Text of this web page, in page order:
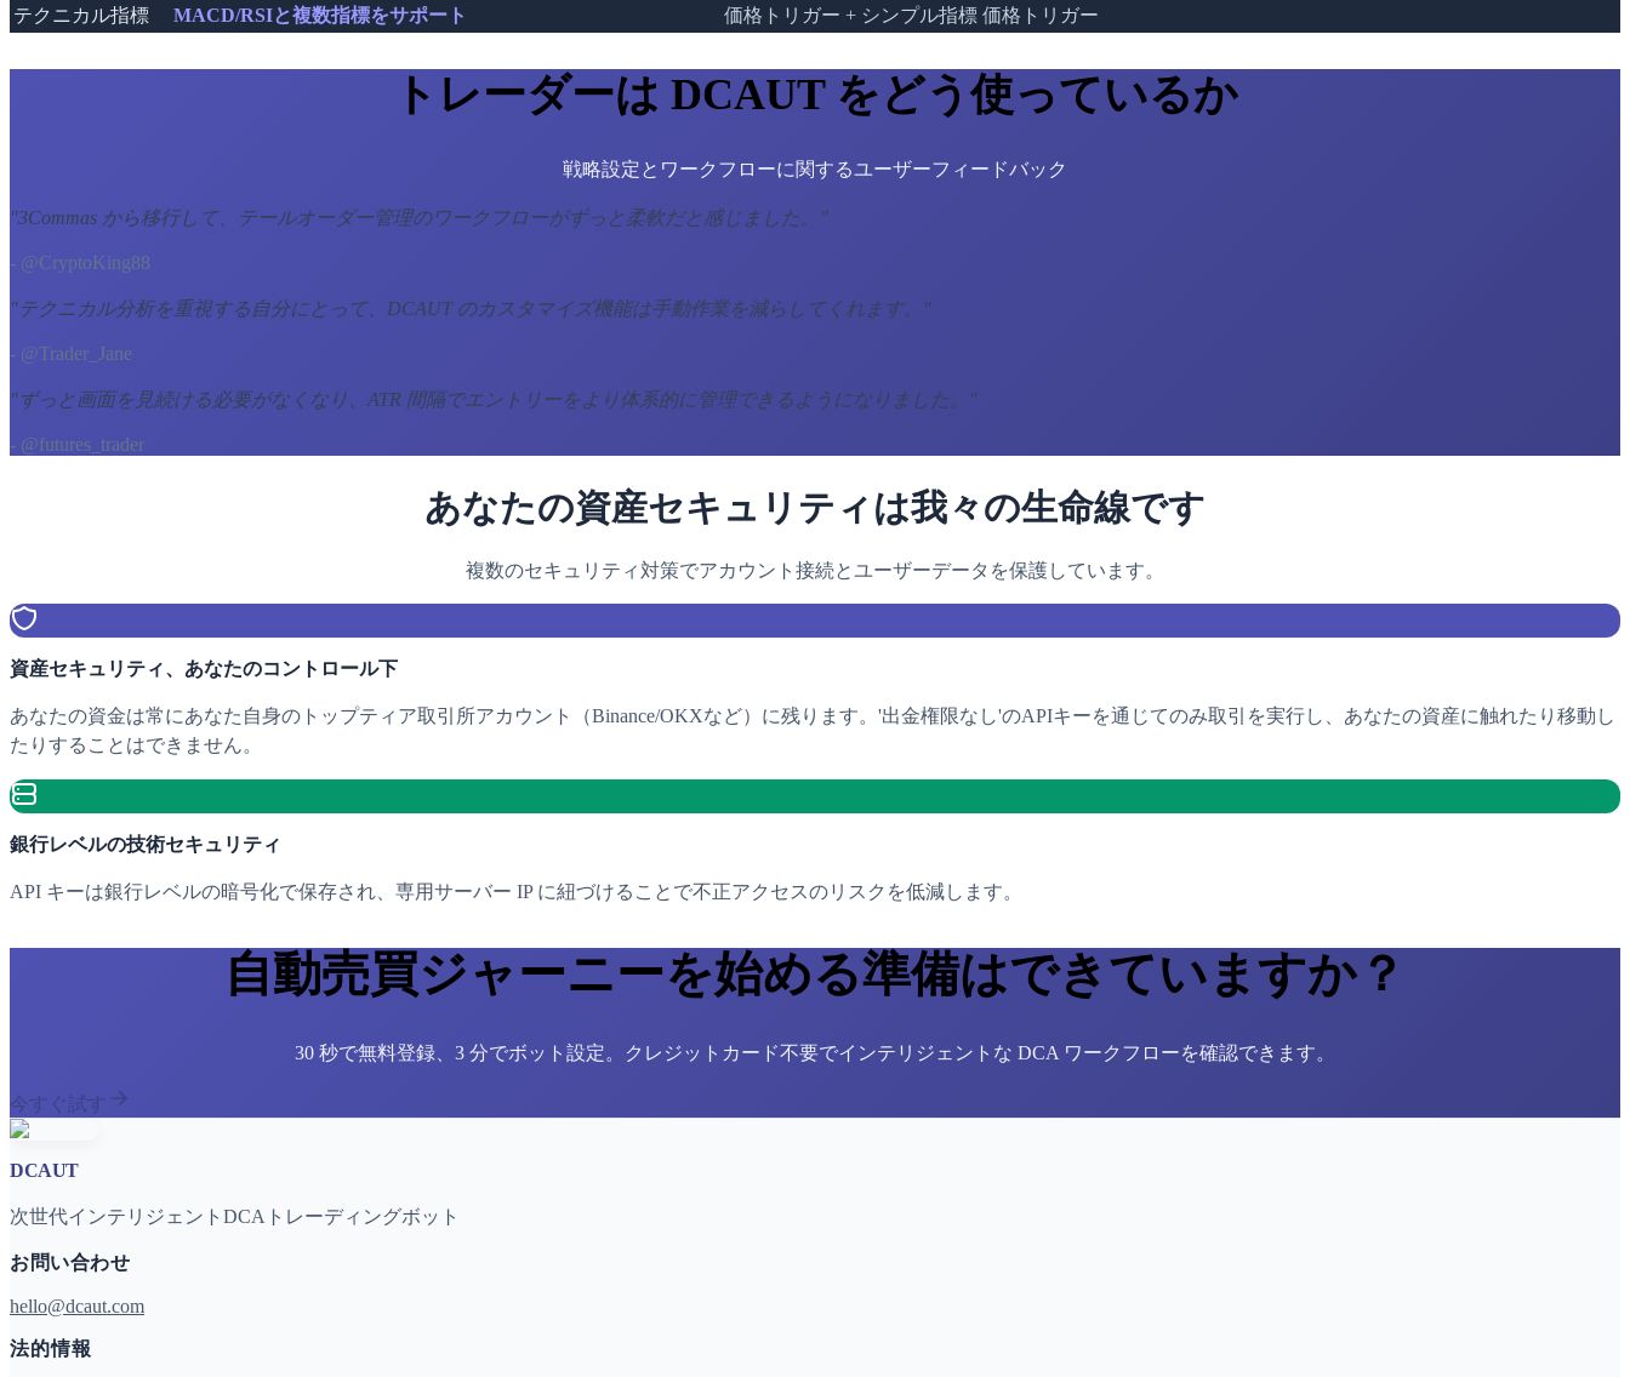
テクニカル指標
MACD/RSIと複数指標をサポート 価格トリガー + シンプル指標 価格トリガー
トレーダーは DCAUT をどう使っているか
戦略設定とワークフローに関するユーザーフィードバック
"3Commas から移行して、テールオーダー管理のワークフローがずっと柔軟だと感じました。 "
- @CryptoKing88
"テクニカル分析を重視する自分にとって、DCAUT のカスタマイズ機能は手動作業を減らしてくれます。 "
- @Trader_Jane
"ずっと画面を見続ける必要がなくなり、ATR 間隔でエントリーをより体系的に管理できるようになりました。 "
- @futures_trader
あなたの資産セキュリティは我々の生命線です
複数のセキュリティ対策でアカウント接続とユーザーデータを保護しています。
資産セキュリティ、あなたのコントロール下
あなたの資金は常にあなた自身のトップティア取引所アカウント（Binance/OKXなど）に残ります。'出金権限なし'のAPIキーを通じてのみ取引を実行し、あなたの資産に触れたり移動し
たりすることはできません。
銀行レベルの技術セキュリティ
API キーは銀行レベルの暗号化で保存され、専用サーバー IP に紐づけることで不正アクセスのリスクを低減します。
自動売買ジャーニーを始める準備はできていますか？
30 秒で無料登録、3 分でボット設定。クレジットカード不要でインテリジェントな DCA ワークフローを確認できます。
今すぐ試す
DCAUT
次世代インテリジェントDCAトレーディングボット
お問い合わせ
hello@dcaut.com
法的情報